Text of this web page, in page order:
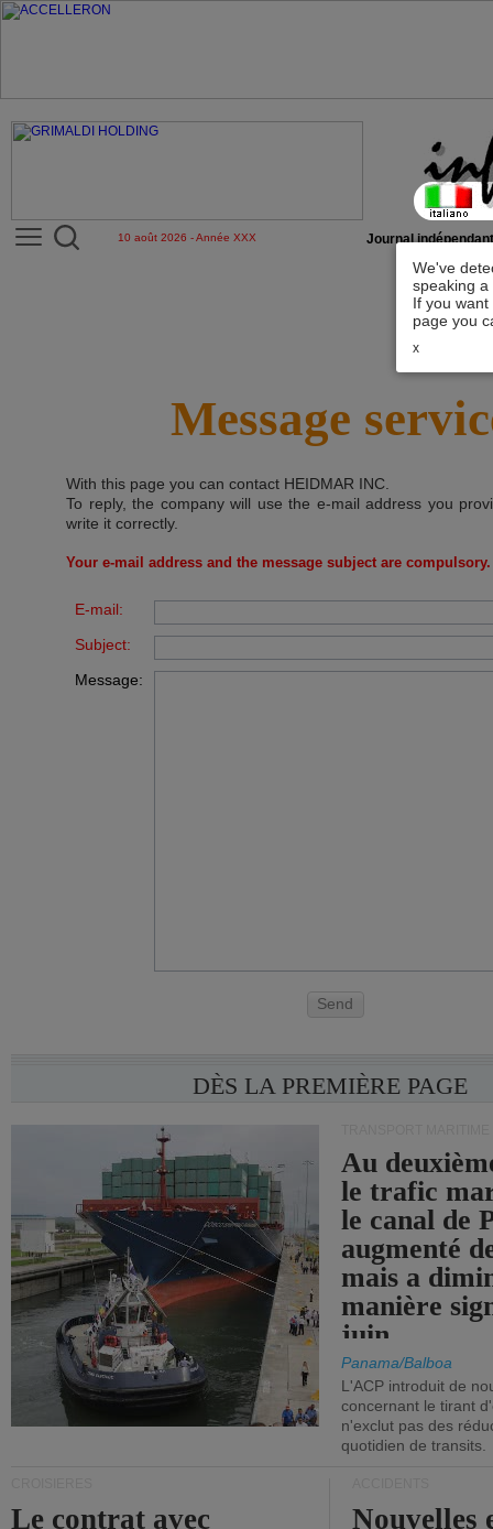
We've
speaking
If you
page you
x
10 août 2026 - Année XXX Journal
Message
With this page you can contact HEIDMAR INC
To reply, the company will use the e-mail address you
write it correctly.
Your e-mail address and the message subject are compulsory.
E-mail:
Subject:
Message:
Send
DÈS LA PREMIÈRE PAGE
Au
le trafic
le canal de
augmenté
mais a
manière
juin.
Panama/Balboa
L'ACP introduit de
concernant le tirant
n'exclut pas des
quotidien de transits.
Le contrat avec
Nouvelles